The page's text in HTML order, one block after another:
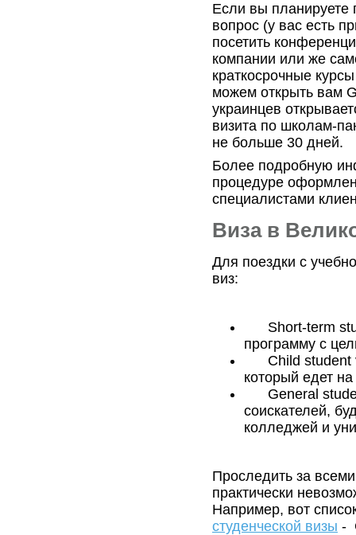
Если вы планируете
вопрос (у вас есть
посетить
компании или же
краткосрочные
можем открыть вам
украинцев
визита по школам-
не больше 30 дней.
Более подробную
процедуре
специалистами
Виза в
Для поездки с
виз:
Short-term
программу с
Child student
который едет
General
соискателей,
колледжей и
Проследить за
практически
Например, вот
студенческой визы -